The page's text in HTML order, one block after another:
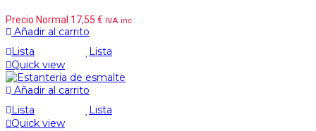
Precio Normal 17,55 € IVA inc.
Añadir al carrito
Lista
Lista
Quick view
Añadir al carrito
Lista
Lista
Quick view